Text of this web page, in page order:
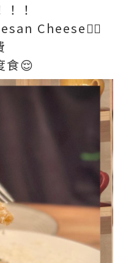
！
Cheese❤️‍🔥
食😌